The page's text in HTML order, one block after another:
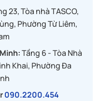
23, Tòa nhà TASCO,
Phường Từ Liêm,
Minh:Tầng 6 - Tòa Nhà
Khai, Phường Đa
090.2200.454